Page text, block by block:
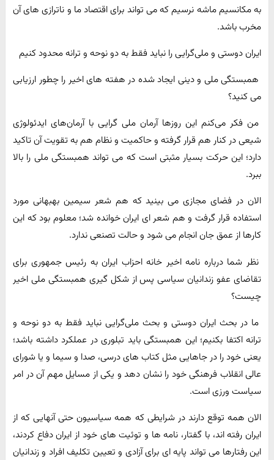
به مکانسیم ماشه نرسیم که می تواند برای اقتصاد ما و ناترازی های آن
مخرب باشد.
ایران دوستی و ملی‌گرایی را نباید فقط به دو نوحه و ترانه محدود کنیم
همبستگی ملی و دینی ایجاد شده در هفته های اخیر را چطور ارزیابی
می کنید؟
من فکر می‌کنم این روزها آرمان ملی گرایی با آرمان‌های ایدئولوژی
شیعی در کنار هم قرار گرفته و حاکمیت و نظام هم به تقویت آن تاکید
دارد؛ این حرکت بسیار مثبتی است که می تواند همبستگی ملی را بالا
ببرد.
الان در فضای مجازی می بینید که هم شعر سیمین بهبهانی مورد
استفاده قرار گرفت و هم شعر ای ایران خوانده شد؛ معلوم بود که این
کارها از عمق جان انجام می شود و حالت تصنعی ندارد.
نظر شما درباره نامه اخیر خانه احزاب ایران به رئیس جمهوری برای
تقاضای عفو زندانیان سیاسی پس از شکل گیری همبستگی ملی اخیر
چیست؟
ما در بحث ایران دوستی و بحث ملی‌گرایی نباید فقط به دو نوحه و
ترانه اکتفا بکنیم؛ این همبستگی باید تبلوری در عملکرد داشته باشد؛
یعنی خود را در جاهایی مثل کتاب های درسی، صدا و سیما و یا شورای
عالی انقلاب فرهنگی خود را نشان دهد و یکی از مسایل مهم آن در امر
سیاست ورزی است.
الان همه توقع دارند در شرایطی که همه سیاسیون حتی آنهایی که از
ایران رفته اند، با گفتار، نامه ها و توئیت های خود از ایران دفاع کردند،
این رفتارها می تواند پایه ای برای آزادی و تعیین تکلیف افراد و زندانیان